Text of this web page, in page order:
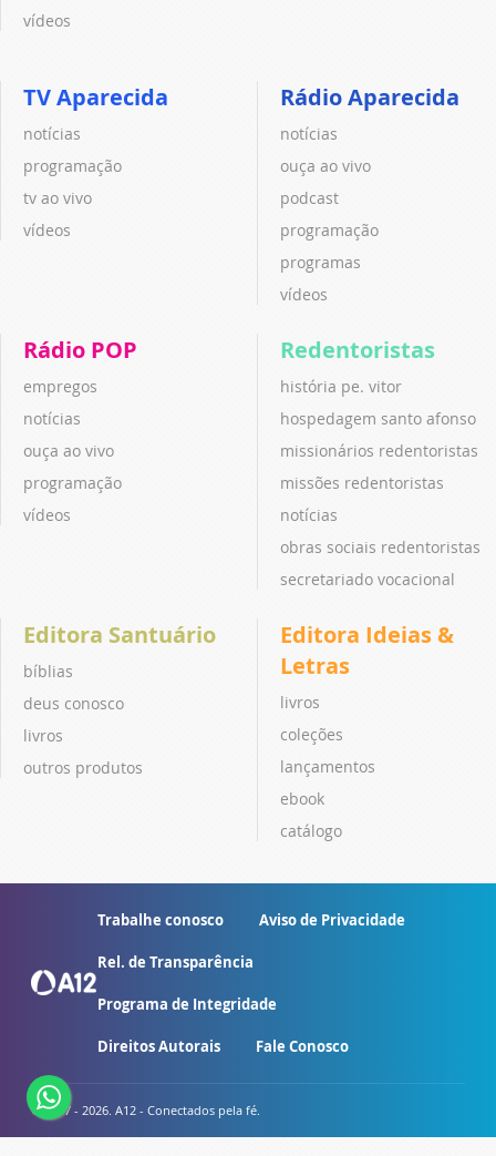
vídeos
TV Aparecida
notícias
programação
tv ao vivo
vídeos
Rádio Aparecida
notícias
ouça ao vivo
podcast
programação
programas
vídeos
Rádio POP
empregos
notícias
ouça ao vivo
programação
vídeos
Redentoristas
história pe. vitor
hospedagem santo afonso
missionários redentoristas
missões redentoristas
notícias
obras sociais redentoristas
secretariado vocacional
Editora Santuário
bíblias
deus conosco
livros
outros produtos
Editora Ideias &
Letras
livros
coleções
lançamentos
ebook
catálogo
Trabalhe conosco Aviso de Privacidade
Rel. de Transparência
Programa de Integridade
Direitos Autorais Fale Conosco
© 2007 - 2026. A12 - Conectados pela fé.